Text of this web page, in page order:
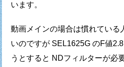
います。
動画メインの場合は慣れている
いのですが SEL1625G のF値
うとすると NDフィルターが必